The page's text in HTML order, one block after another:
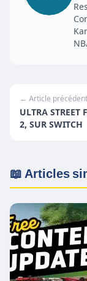
← Article précédent
ULTRA STREET
2, SUR SWITCH
📖 Articles